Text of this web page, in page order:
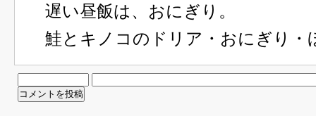
遅い昼飯は、おにぎり。
鮭とキノコのドリア・おにぎり・